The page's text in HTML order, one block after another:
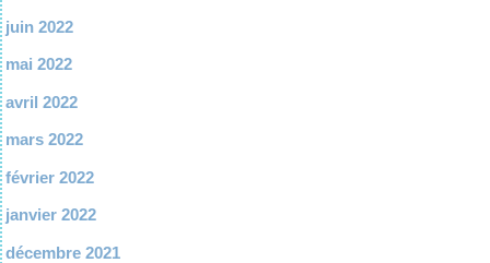
juin 2022
mai 2022
avril 2022
mars 2022
février 2022
janvier 2022
décembre 2021